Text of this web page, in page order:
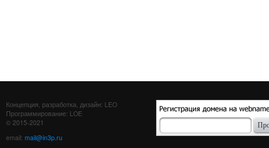
Концепция, разработка, дизайн: LEO
Программирование: LOE
© 2015-2021
email: mail@in3p.ru